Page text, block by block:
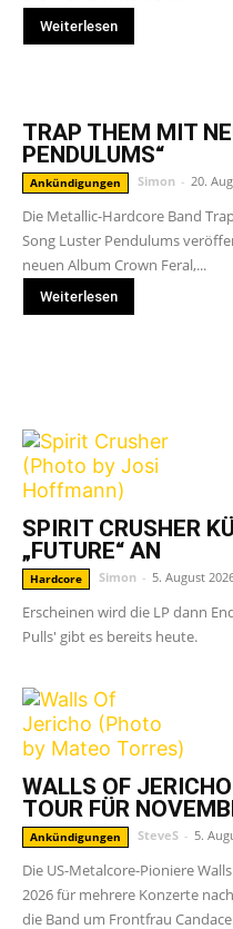
Weiterlesen
TRAP THEM MIT
PENDULUMS“
Ankündigungen Simon - 20.
Die Metallic-Hardcore Band
Song Luster Pendulums
neuen Album Crown Feral,...
Weiterlesen
SPIRIT CRUSHER
„FUTURE“ AN
Hardcore Simon - 5. August
Erscheinen wird die LP dann
Pulls' gibt es bereits heute.
WALLS OF
TOUR FÜR
Ankündigungen SteveS - 5.
Die US-Metalcore-Pioniere
2026 für mehrere Konzerte
die Band um Frontfrau